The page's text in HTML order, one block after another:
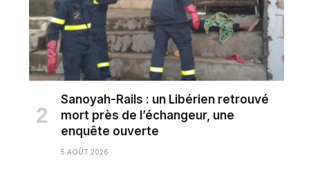
Sanoyah-Rails : un Libérien retrouvé
mort près de l’échangeur, une
enquête ouverte
5 AOÛT 2026